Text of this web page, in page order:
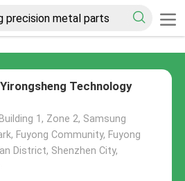
Technology
1, Zone 2, Samsung
Fuyong Community, Fuyong
District, Shenzhen City,